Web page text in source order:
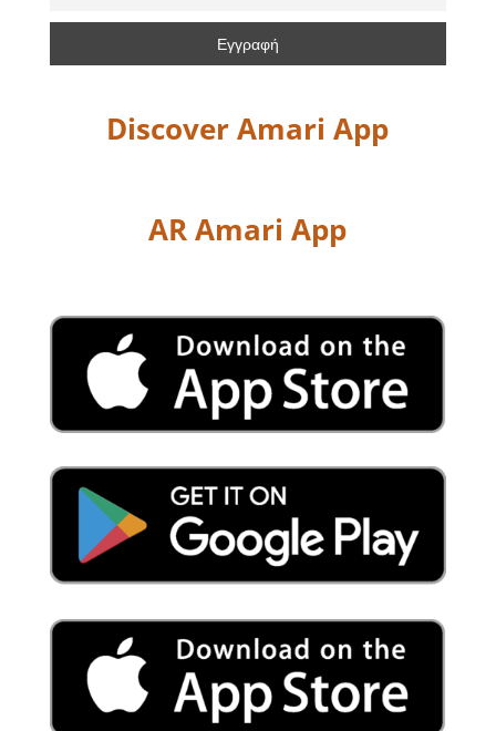
Discover Amari App
AR Amari App